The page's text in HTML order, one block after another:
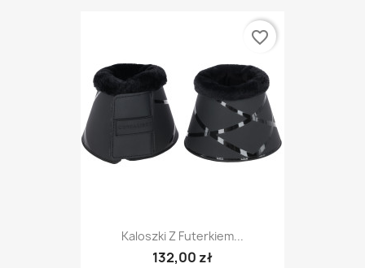
Kaloszki Z Futerkiem...
132,00 zł
favorite_border